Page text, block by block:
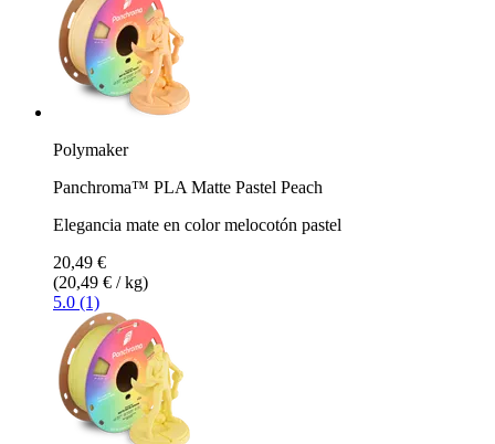
Polymaker
Panchroma™ PLA Matte Pastel Peach
Elegancia mate en color melocotón pastel
20,49 €
(20,49 € / kg)
5.0 (1)